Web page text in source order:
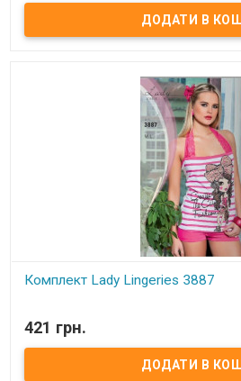
Состав:
ST (от 42 до 48 или от S до L)
Lady Lingeries (Турция).
Комплект Lady Lingeries 3887
Комплект Lady Lingeries.
Состав:93% хлопок, 7% эластан.
Lady Lingeries (Турция).
421 грн.